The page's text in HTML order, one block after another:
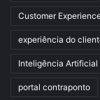
Customer
experiência do
Inteligência Artificial
portal contraponto